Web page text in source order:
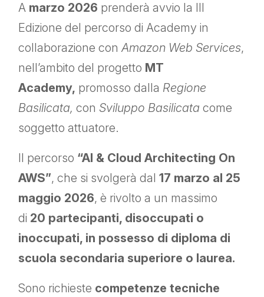
A marzo 2026 prenderà avvio la III
Edizione del percorso di Academy in
collaborazione conAmazon Web Services,
nell’ambito del progetto MT
Academy, promosso dalla Regione
Basilicata, con Sviluppo Basilicata come
soggetto attuatore.
Il percorso “AI & Cloud Architecting On
AWS”, che si svolgerà dal 17 marzo al 25
maggio 2026, è rivolto a un massimo
di 20 partecipanti, disoccupati o
inoccupati, in possesso di diploma di
scuola secondaria superiore o laurea.
Sono richieste competenze tecniche